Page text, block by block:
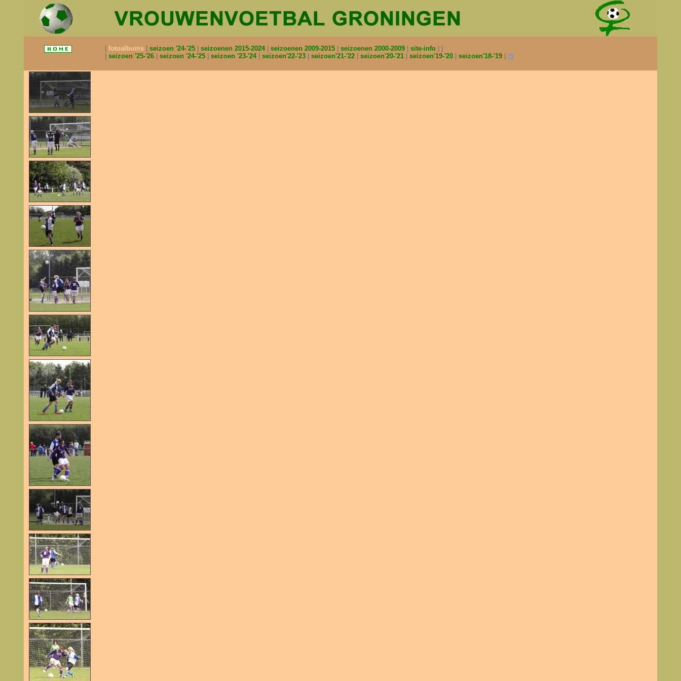
fotoalbums seizoen '24-'25 seizoenen 2015-2024 seizoenen 2009-2015 seizoenen 2000-2009
site-info
seizoen '25-'26
seizoen '24-'25 seizoen '23-'24 seizoen'22-'23 seizoen'21-'22 seizoen'20-'21 seizoen'19-'20 seizoen'18-'19